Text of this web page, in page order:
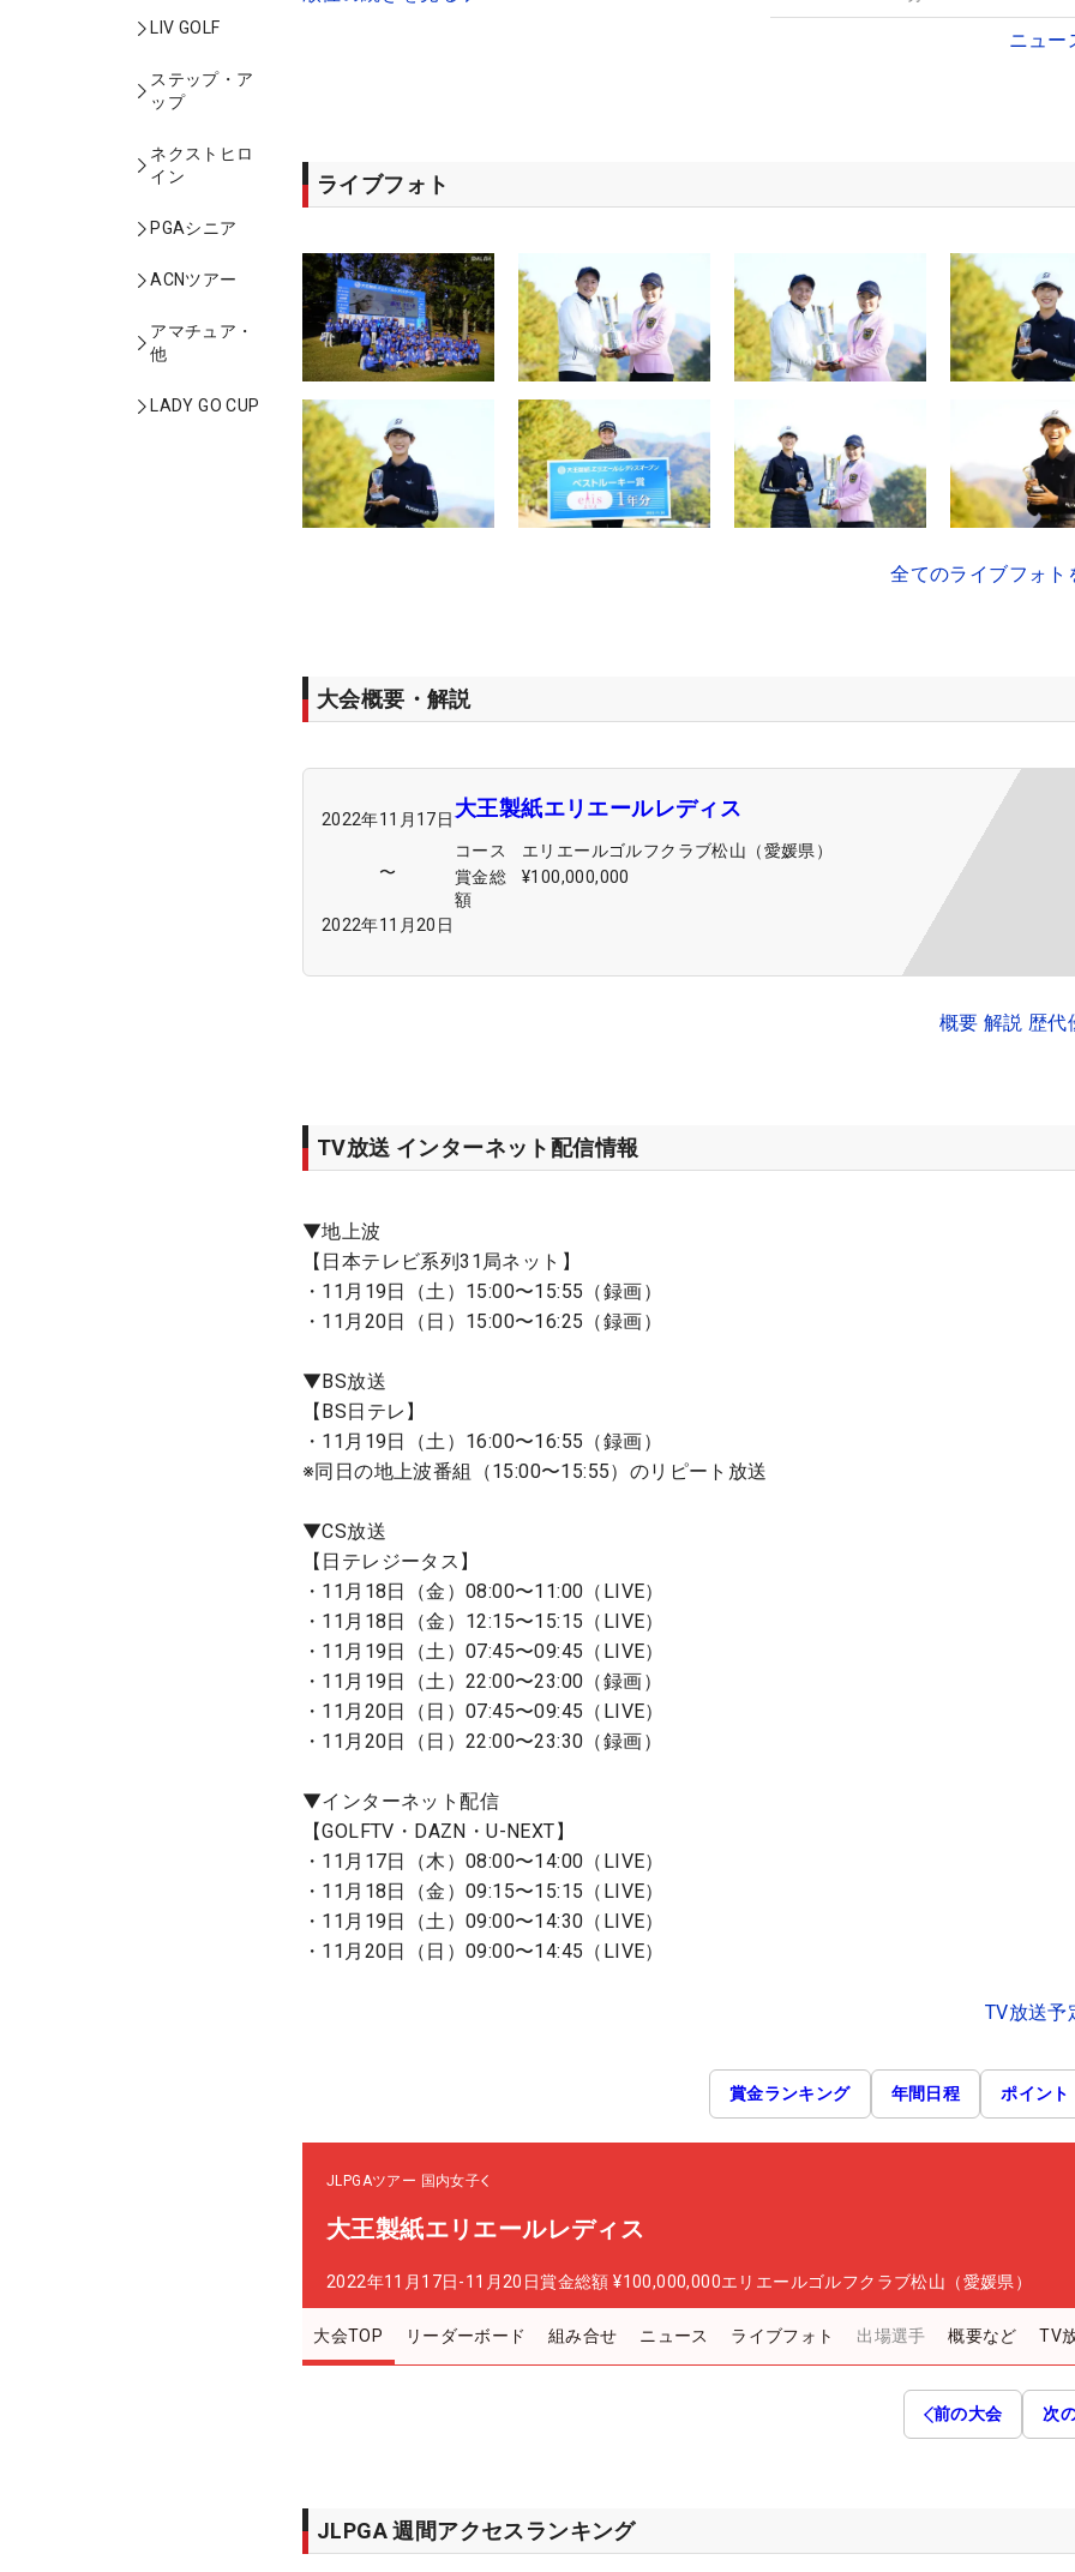
LIV GOLF
ステップ・ア
ップ
ネクストヒロ
イン
PGAシニア
ACNツアー
アマチュア・
他
LADY GO CUP
ニュー
ライブフォト
全てのライブフォト
大会概要・解説
2022年11月17日
〜
2022年11月20日
大王製紙エリエールレディス
コース
エリエールゴルフクラブ松山（愛媛県）
賞金総
額
¥100,000,000
概要 解説 歴代
TV放送 インターネット配信情報
▼地上波
【日本テレビ系列31局ネット】
・11月19日（土）15:00〜15:55（録画）
・11月20日（日）15:00〜16:25（録画）
▼BS放送
【BS日テレ】
・11月19日（土）16:00〜16:55（録画）
※同日の地上波番組（15:00〜15:55）のリピート放送
▼CS放送
【日テレジータス】
・11月18日（金）08:00〜11:00（LIVE）
・11月18日（金）12:15〜15:15（LIVE）
・11月19日（土）07:45〜09:45（LIVE）
・11月19日（土）22:00〜23:00（録画）
・11月20日（日）07:45〜09:45（LIVE）
・11月20日（日）22:00〜23:30（録画）
▼インターネット配信
【GOLFTV・DAZN・U-NEXT】
・11月17日（木）08:00〜14:00（LIVE）
・11月18日（金）09:15〜15:15（LIVE）
・11月19日（土）09:00〜14:30（LIVE）
・11月20日（日）09:00〜14:45（LIVE）
TV放送予
賞金ランキング 年間日程 ポイント
JLPGAツアー 国内女子
大王製紙エリエールレディス
2022年11月17日-11月20日賞金総額 ¥100,000,000エリエールゴルフクラブ松山（愛媛県）
大会TOP リーダーボード 組み合せ ニュース ライブフォト 出場選手 概要など TV
前の大会 次
JLPGA 週間アクセスランキング